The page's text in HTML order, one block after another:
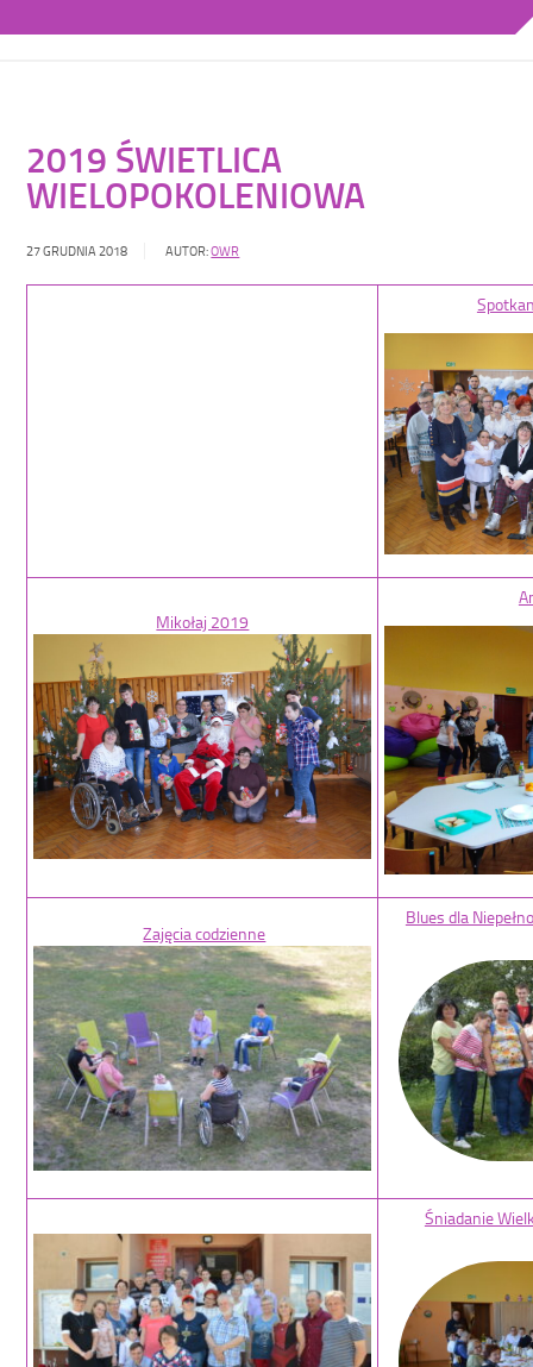
2019 ŚWIETLICA
WIELOPOKOLENIOWA
27 GRUDNIA 2018 AUTOR:OWR
Mikołaj 2019
Zajęcia codzienne
Blues dla
Śniadanie